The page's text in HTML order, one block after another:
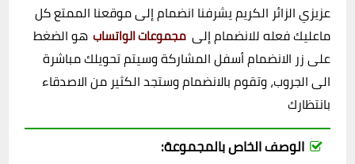
عزيزي الزائر الكريم يشرفنا انضمام إلى موقعنا الممتع كل
ماعليك فعله للانضمام إلى مجموعات الواتساب هو الضغط
على زر الانضمام أسفل المشاركة وسيتم تحويلك مباشرة
الى الجروب، وتقوم بالانضمام وستجد الكثير من الاصدقاء
بانتظارك
الوصف الخاص بالمجموعة: